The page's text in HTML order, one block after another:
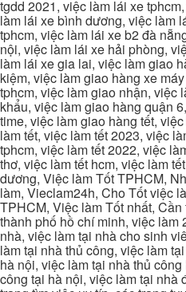
tgdd 2021, việc làm lái xe
làm lái xe bình dương, việc làm
tphcm, việc làm lái xe b2 đà
nội, việc làm lái xe hải phòng,
làm lái xe gia lai, việc làm giao
kiệm, việc làm giao hàng xe
tphcm, việc làm giao nhận, việc
khẩu, việc làm giao hàng quận
time, việc làm giao hàng tết,
làm tết, việc làm tết 2023, việc
tphcm, việc làm tết 2022, việc
thơ, việc làm tết hcm, việc làm
dương, Việc làm Tốt TPHCM,
làm, Vieclam24h, Cho Tốt việc
TPHCM, Việc làm Tốt nhất,
thành phố hồ chí minh, việc làm
nhà, việc làm tại nhà cho sinh
làm tại nhà thủ công, việc làm
hà nội, việc làm tại nhà thủ
công tại hà nội, việc làm tại nhà